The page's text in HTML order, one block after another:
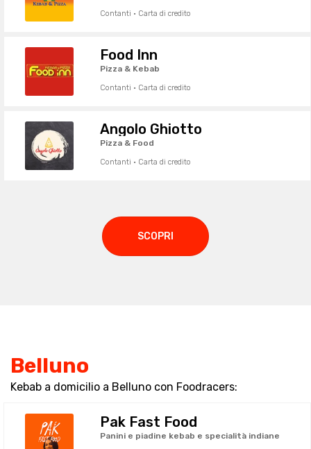
Contanti · Carta di credito
Food Inn
Pizza & Kebab
Contanti · Carta di credito
Angolo Ghiotto
Pizza & Food
Contanti · Carta di credito
SCOPRI
Belluno
Kebab a domicilio a Belluno con Foodracers:
Pak Fast Food
Panini e piadine kebab e specialità indiane